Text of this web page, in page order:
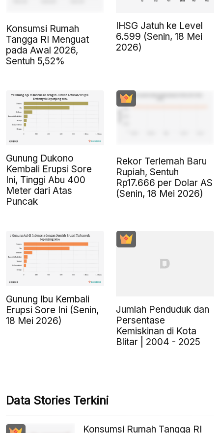
Konsumsi Rumah
Tangga RI Menguat
pada Awal 2026,
Sentuh 5,52%
IHSG Jatuh ke Level
6.599 (Senin, 18 Mei
2026)
Gunung Dukono
Kembali Erupsi Sore
Ini, Tinggi Abu 400
Meter dari Atas
Puncak
Rekor Terlemah Baru
Rupiah, Sentuh
Rp17.666 per Dolar AS
(Senin, 18 Mei 2026)
Gunung Ibu Kembali
Erupsi Sore Ini (Senin,
18 Mei 2026)
Jumlah Penduduk dan
Persentase
Kemiskinan di Kota
Blitar | 2004 - 2025
Data Stories Terkini
Konsumsi Rumah Tangga RI